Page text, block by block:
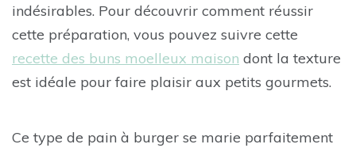
indésirables. Pour découvrir comment réussir
cette préparation, vous pouvez suivre cette
recette des buns moelleux maison dont la texture
est idéale pour faire plaisir aux petits gourmets.
Ce type de pain à burger se marie parfaitement